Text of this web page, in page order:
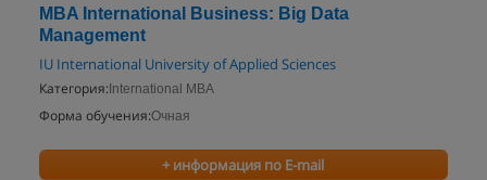
MBA International Business: Big Data
Management
IU International University of Applied Sciences
Категория: International MBA
Форма обучения:Очная
+ информация по E-mail